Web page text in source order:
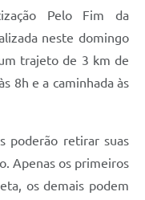
de
Pelo Fim da
neste domingo
trajeto de 3 km de
8h e a caminhada às
poderão retirar suas
Apenas os primeiros
os demais podem